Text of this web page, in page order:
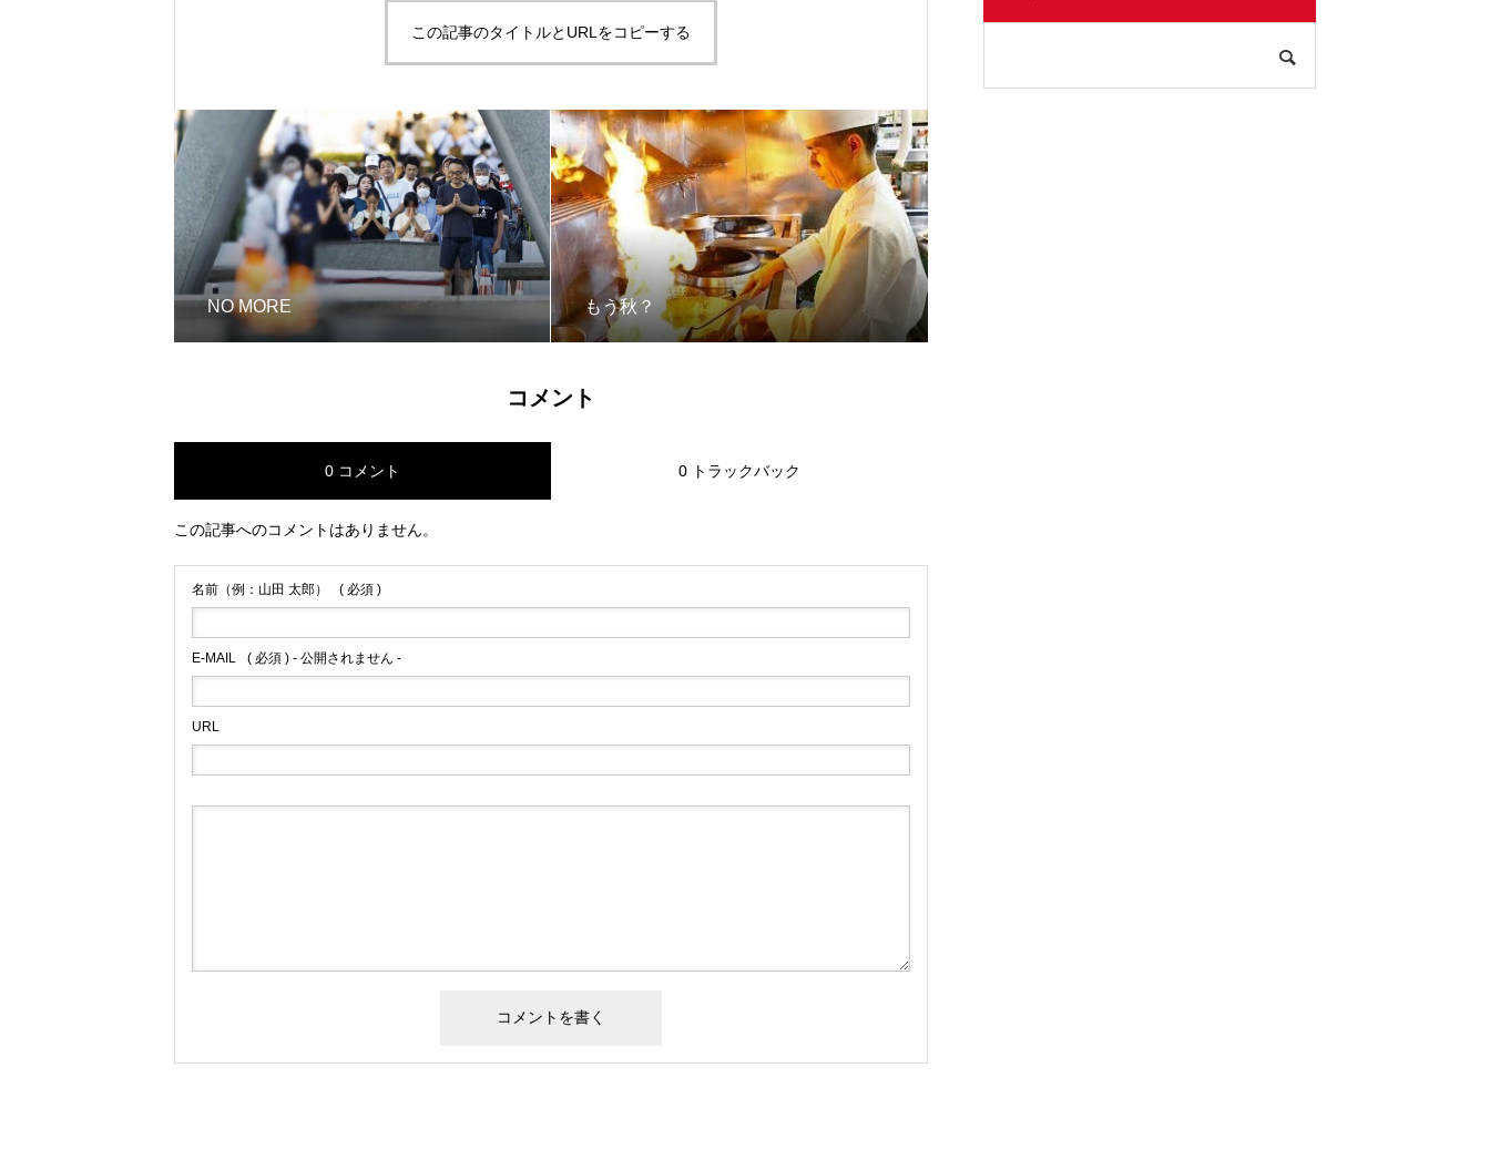
この記事のタイトルとURLをコピーする
NO MORE もう秋？
コメント
0 コメント 0 トラックバック
この記事へのコメントはありません。
名前（例：山田 太郎） ( 必須 )
E-MAIL ( 必須 ) - 公開されません -
URL